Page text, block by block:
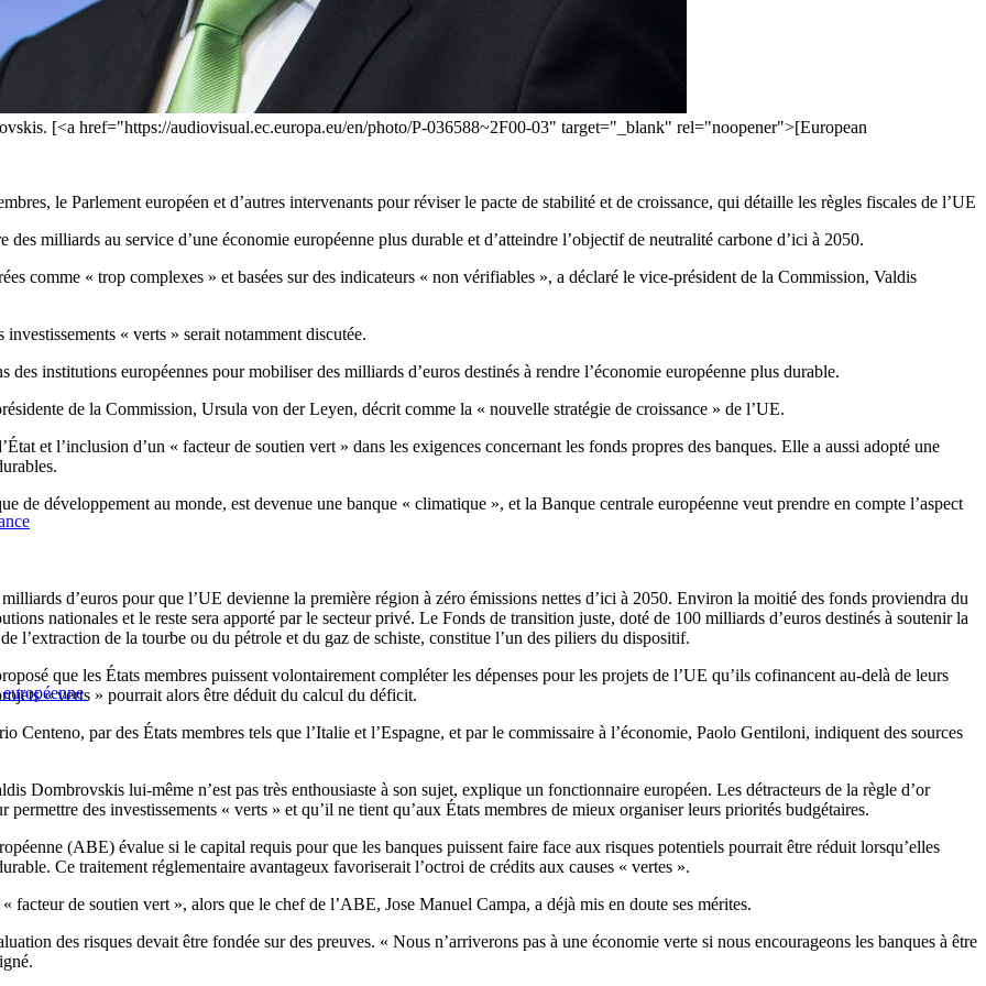
[<a href="https://audiovisual.ec.europa.eu/en/photo/P-036588~2F00-03" target="_blank" rel="noopener">[European
le Parlement européen et d’autres intervenants pour réviser le pacte de stabilité et de croissance, qui détaille les règles fiscales de l’UE
milliards au service d’une économie européenne plus durable et d’atteindre l’objectif de neutralité carbone d’ici à 2050.
comme « trop complexes » et basées sur des indicateurs « non vérifiables », a déclaré le vice-président de la Commission, Valdis
« verts » serait notamment discutée.
des institutions européennes pour mobiliser des milliards d’euros destinés à rendre l’économie européenne plus durable.
de la Commission, Ursula von der Leyen, décrit comme la « nouvelle stratégie de croissance » de l’UE.
et l’inclusion d’un « facteur de soutien vert » dans les exigences concernant les fonds propres des banques. Elle a aussi adopté une
de développement au monde, est devenue une banque « climatique », et la Banque centrale européenne veut prendre en compte l’aspect
d’euros pour que l’UE devienne la première région à zéro émissions nettes d’ici à 2050. Environ la moitié des fonds proviendra du
nationales et le reste sera apporté par le secteur privé. Le Fonds de transition juste, doté de 100 milliards d’euros destinés à soutenir la
l’extraction de la tourbe ou du pétrole et du gaz de schiste, constitue l’un des piliers du dispositif.
que les États membres puissent volontairement compléter les dépenses pour les projets de l’UE qu’ils cofinancent au-delà de leurs
« verts » pourrait alors être déduit du calcul du déficit.
Centeno, par des États membres tels que l’Italie et l’Espagne, et par le commissaire à l’économie, Paolo Gentiloni, indiquent des sources
Dombrovskis lui-même n’est pas très enthousiaste à son sujet, explique un fonctionnaire européen. Les détracteurs de la règle d’or
des investissements « verts » et qu’il ne tient qu’aux États membres de mieux organiser leurs priorités budgétaires.
(ABE) évalue si le capital requis pour que les banques puissent faire face aux risques potentiels pourrait être réduit lorsqu’elles
Ce traitement réglementaire avantageux favoriserait l’octroi de crédits aux causes « vertes ».
de soutien vert », alors que le chef de l’ABE, Jose Manuel Campa, a déjà mis en doute ses mérites.
des risques devait être fondée sur des preuves. « Nous n’arriverons pas à une économie verte si nous encourageons les banques à être